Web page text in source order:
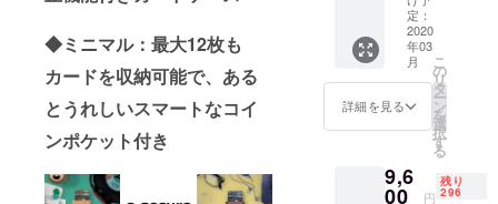
◆ミニマル：最大12枚も
カードを収納可能で、ある
とうれしいスマートなコイ
ンポケット付き
橋渡しをす
る事で、≪
モノ≫に関
わるすべて
の人にささ
やかながら
届ける事で
超早割
25％OF
F コー
ス 一般
販売予
定価格
12,000
円 →
（税・
送料
定：
2020
年03
月
詳細を見る
こ
の
リ
タ
ー
ン
を
選
択
す
る
9,6
00 円
残り
296